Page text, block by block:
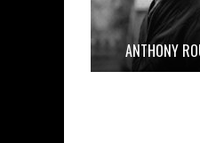
ANTHONY